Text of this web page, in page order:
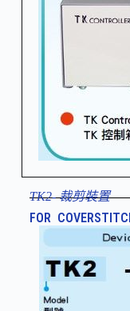
TK2- 裁剪裝置
FOR